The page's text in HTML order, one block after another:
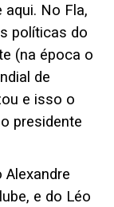
No Fla,
políticas do
(na época o
de
e isso o
presidente
e do Léo